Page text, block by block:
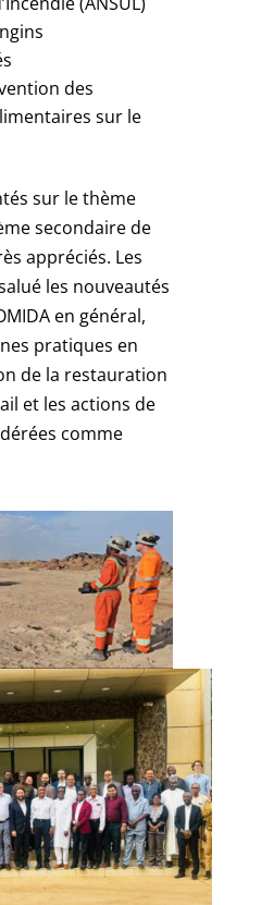
des
sur le
sur le thème
secondaire de
appréciés. Les
les nouveautés
en général,
pratiques en
de la restauration
et les actions de
comme